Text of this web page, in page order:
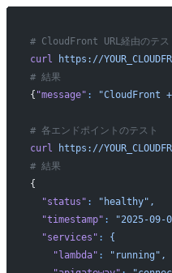
# CloudFront URL経由のテス
curl
https://
# 結果
{ "message" : "CloudFront +
# 各エンドポイントのテスト
curl
https://
# 結果
{
  "status"
:
"healthy",
  "timestamp"
:
"2025-09-
  "services"
:
{
    "lambda"
:
"running",